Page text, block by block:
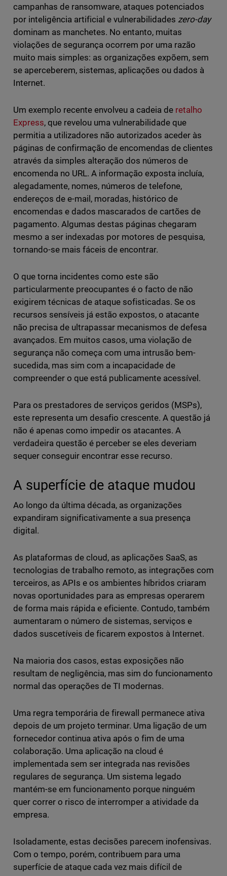
campanhas de ransomware, ataques potenciados
por inteligência artificial e vulnerabilidades zero-day
dominam as manchetes. No entanto, muitas
violações de segurança ocorrem por uma razão
muito mais simples: as organizações expõem, sem
se aperceberem, sistemas, aplicações ou dados à
Internet.
Um exemplo recente envolveu a cadeia de retalho
Express, que revelou uma vulnerabilidade que
permitia a utilizadores não autorizados aceder às
páginas de confirmação de encomendas de clientes
através da simples alteração dos números de
encomenda no URL. A informação exposta incluía,
alegadamente, nomes, números de telefone,
endereços de e-mail, moradas, histórico de
encomendas e dados mascarados de cartões de
pagamento. Algumas destas páginas chegaram
mesmo a ser indexadas por motores de pesquisa,
tornando-se mais fáceis de encontrar.
O que torna incidentes como este são
particularmente preocupantes é o facto de não
exigirem técnicas de ataque sofisticadas. Se os
recursos sensíveis já estão expostos, o atacante
não precisa de ultrapassar mecanismos de defesa
avançados. Em muitos casos, uma violação de
segurança não começa com uma intrusão bem-
sucedida, mas sim com a incapacidade de
compreender o que está publicamente acessível.
Para os prestadores de serviços geridos (MSPs),
este representa um desafio crescente. A questão já
não é apenas como impedir os atacantes. A
verdadeira questão é perceber se eles deveriam
sequer conseguir encontrar esse recurso.
A superfície de ataque mudou
Ao longo da última década, as organizações
expandiram significativamente a sua presença
digital.
As plataformas de cloud, as aplicações SaaS, as
tecnologias de trabalho remoto, as integrações com
terceiros, as APIs e os ambientes híbridos criaram
novas oportunidades para as empresas operarem
de forma mais rápida e eficiente. Contudo, também
aumentaram o número de sistemas, serviços e
dados suscetíveis de ficarem expostos à Internet.
Na maioria dos casos, estas exposições não
resultam de negligência, mas sim do funcionamento
normal das operações de TI modernas.
Uma regra temporária de firewall permanece ativa
depois de um projeto terminar. Uma ligação de um
fornecedor continua ativa após o fim de uma
colaboração. Uma aplicação na cloud é
implementada sem ser integrada nas revisões
regulares de segurança. Um sistema legado
mantém-se em funcionamento porque ninguém
quer correr o risco de interromper a atividade da
empresa.
Isoladamente, estas decisões parecem inofensivas.
Com o tempo, porém, contribuem para uma
superfície de ataque cada vez mais difícil de